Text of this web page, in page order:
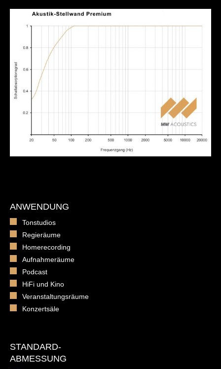
ANWENDUNG
Tonstudios
Regieräume
Homerecording
Aufnahmeräume
Podcast
HiFi und Kino
Veranstaltungsräume
Konzertsäle
STANDARD-
ABMESSUNG